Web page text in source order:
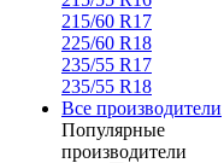
215/60 R17
225/60 R18
235/55 R17
235/55 R18
Все производители
Популярные
производители